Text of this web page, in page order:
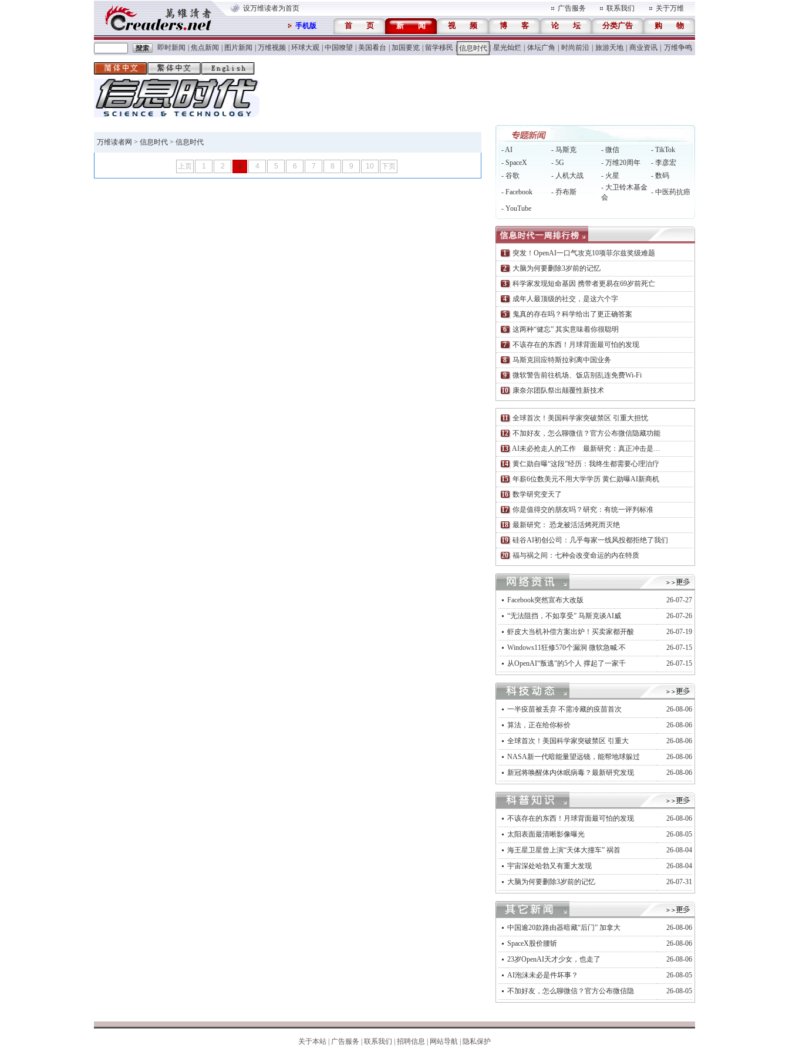
设万维读者为首页 广告服务 联系我们 关于万维
手机版 首 页 新 闻 视 频 博 客 论 坛 分类广告 购 物
即时新闻 焦点新闻 图片新闻 万维视频 环球大观 中国嘹望 美国看台 加国要览 留学移民 信息时代 星光灿烂 体坛广角 时尚前沿 旅游天地 商业资讯 万维争鸣
万维读者网 > 信息时代> 信息时代
上页 1 2 3 4 5 6 7 8 9 10 下页
- AI - 马斯克 - 微信
- TikTok
- SpaceX
- 5G - 万维20周年
- 李彦宏
- 谷歌
- 人机大战 - 火星
- 数码
- Facebook
- 乔布斯
- 大卫铃木基金
会
- 中医药抗癌
- YouTube
突发！OpenAI一口气攻克10项菲尔兹奖级难题
大脑为何要删除3岁前的记忆
科学家发现短命基因 携带者更易在69岁前死亡
成年人最顶级的社交，是这六个字
鬼真的存在吗？科学给出了更正确答案
这两种“健忘” 其实意味着你很聪明
不该存在的东西！月球背面最可怕的发现
马斯克回应特斯拉剥离中国业务
微软警告前往机场、饭店别乱连免费Wi-Fi
康奈尔团队祭出颠覆性新技术
全球首次！美国科学家突破禁区 引重大担忧
不加好友，怎么聊微信？官方公布微信隐藏功能
AI未必抢走人的工作 最新研究：真正冲击是…
黄仁勋自曝“这段”经历：我终生都需要心理治疗
年薪6位数美元不用大学学历 黄仁勋曝AI新商机
数学研究变天了
你是值得交的朋友吗？研究：有统一评判标准
最新研究： 恐龙被活活烤死而灭绝
硅谷AI初创公司：几乎每家一线风投都拒绝了我们
福与祸之间：七种会改变命运的内在特质
Facebook突然宣布大改版
26-07-27
“无法阻挡，不如享受” 马斯克谈AI威
26-07-26
虾皮大当机补偿方案出炉！买卖家都开酸
26-07-19
Windows11狂修570个漏洞 微软急喊:不
26-07-15
从OpenAI“叛逃”的5个人 撑起了一家千
26-07-15
一半疫苗被丢弃 不需冷藏的疫苗首次
26-08-06
算法，正在给你标价
26-08-06
全球首次！美国科学家突破禁区 引重大
26-08-06
NASA新一代暗能量望远镜，能帮地球躲过
26-08-06
新冠将唤醒体内休眠病毒？最新研究发现
26-08-06
不该存在的东西！月球背面最可怕的发现
26-08-06
太阳表面最清晰影像曝光
26-08-05
海王星卫星曾上演“天体大撞车” 祸首
26-08-04
宇宙深处哈勃又有重大发现
26-08-04
大脑为何要删除3岁前的记忆
26-07-31
中国逾20款路由器暗藏“后门” 加拿大
26-08-06
SpaceX股价腰斩
26-08-06
23岁OpenAI天才少女，也走了
26-08-06
AI泡沫未必是件坏事？
26-08-05
不加好友，怎么聊微信？官方公布微信隐
26-08-05
关于本站| 广告服务 联系我们 招聘信息 网站导航| 隐私保护